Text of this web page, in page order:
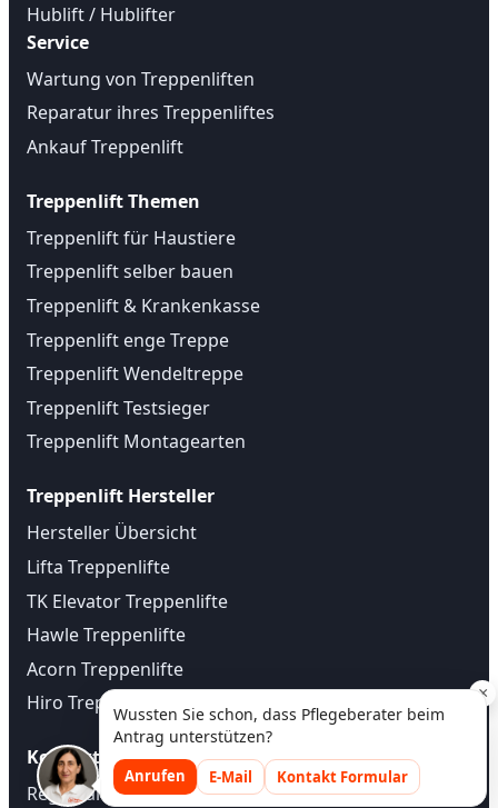
Hublift / Hublifter
Service
Wartung von Treppenliften
Reparatur ihres Treppenliftes
Ankauf Treppenlift
Treppenlift Themen
Treppenlift für Haustiere
Treppenlift selber bauen
Treppenlift & Krankenkasse
Treppenlift enge Treppe
Treppenlift Wendeltreppe
Treppenlift Testsieger
Treppenlift Montagearten
Treppenlift Hersteller
Hersteller Übersicht
Lifta Treppenlifte
TK Elevator Treppenlifte
Hawle Treppenlifte
Acorn Treppenlifte
Hiro Treppenlifte
Kontakt
Regional Treppenlift
×
Wussten Sie schon, dass Pflegeberater beim
Antrag unterstützen?
Anrufen E-Mail Kontakt Formular